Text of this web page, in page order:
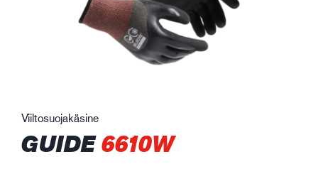
Viiltosuojakäsine
GUIDE6610W